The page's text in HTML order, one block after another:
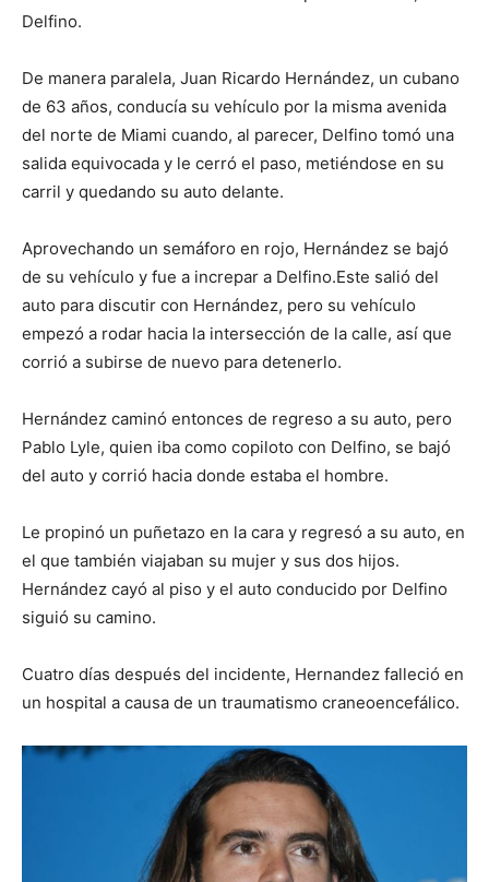
Delfino.
De manera paralela, Juan Ricardo Hernández, un cubano
de 63 años, conducía su vehículo por la misma avenida
del norte de Miami cuando, al parecer, Delfino tomó una
salida equivocada y le cerró el paso, metiéndose en su
carril y quedando su auto delante.
Aprovechando un semáforo en rojo, Hernández se bajó
de su vehículo y fue a increpar a Delfino.Este salió del
auto para discutir con Hernández, pero su vehículo
empezó a rodar hacia la intersección de la calle, así que
corrió a subirse de nuevo para detenerlo.
Hernández caminó entonces de regreso a su auto, pero
Pablo Lyle, quien iba como copiloto con Delfino, se bajó
del auto y corrió hacia donde estaba el hombre.
Le propinó un puñetazo en la cara y regresó a su auto, en
el que también viajaban su mujer y sus dos hijos.
Hernández cayó al piso y el auto conducido por Delfino
siguió su camino.
Cuatro días después del incidente, Hernandez falleció en
un hospital a causa de un traumatismo craneoencefálico.